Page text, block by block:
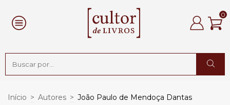
0
Início > Autores > João Paulo de Mendoça Dantas